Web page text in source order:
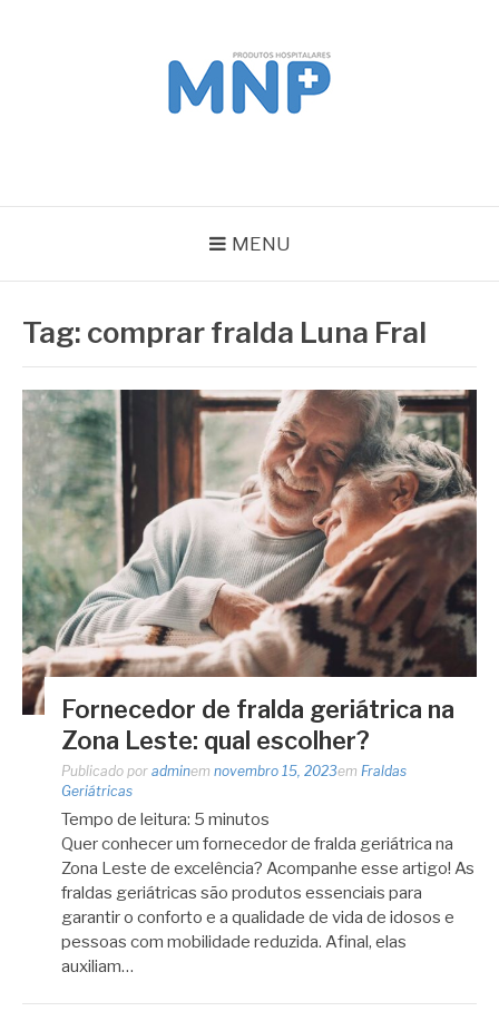
MENU
Tag: comprar fralda Luna Fral
Fornecedor de fralda geriátrica na
Zona Leste: qual escolher?
Publicado por adminem novembro 15, 2023em Fraldas
Geriátricas
Tempo de leitura: 5 minutos
Quer conhecer um fornecedor de fralda geriátrica na
Zona Leste de excelência? Acompanhe esse artigo! As
fraldas geriátricas são produtos essenciais para
garantir o conforto e a qualidade de vida de idosos e
pessoas com mobilidade reduzida. Afinal, elas
auxiliam…